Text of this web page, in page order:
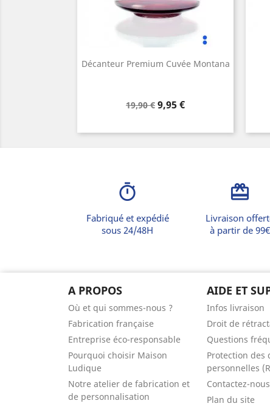
Décanteur Premium Cuvée Montana
Prix
19,90 € Prix
9,95 €
timer
Fabriqué et expédié
sous 24/48H
card_giftcard
Livraison
à partir de 99€
A PROPOS
Où et qui sommes-nous ?
Fabrication française
Entreprise éco-responsable
Pourquoi choisir Maison
Ludique
Notre atelier de fabrication et
de personnalisation
AIDE ET
Infos livraison
Droit de
Questions
Protection des
personnelles
Contactez-nous
Plan du site